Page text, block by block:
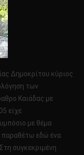
Δημοκρίτου κύριος
των
Καιάδας με
είχε
με θέμα
παραθέτω εδώ ένα
συγκεκριμένη